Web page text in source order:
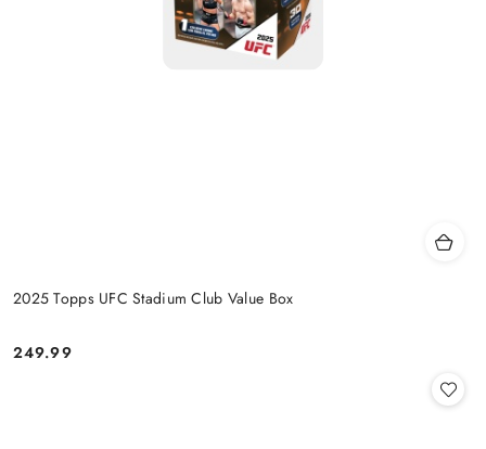
2025 Topps UFC Stadium Club Value Box
Cena:
249.99